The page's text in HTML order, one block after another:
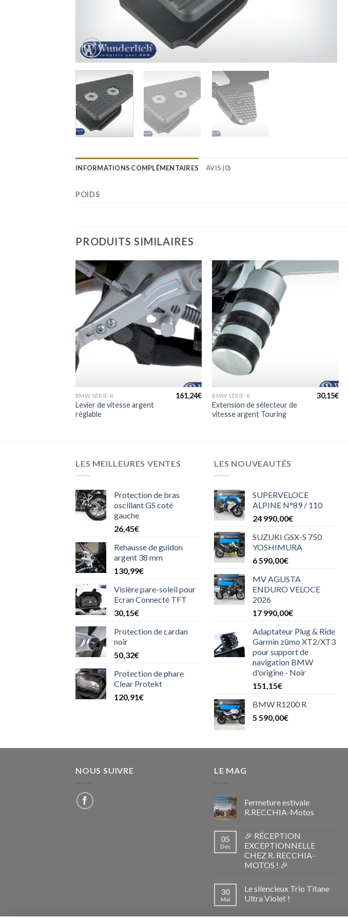
INFORMATIONS COMPLÉMENTAIRES AVIS (0)
POIDS
PRODUITS SIMILAIRES
BMW SÉRIE-R
Levier de vitesse argent
réglable
161,24€ BMW SÉRIE-R
Extension de sélecteur de
vitesse argent Touring
30,15€
LES MEILLEURES VENTES
Protection de bras
oscillant GS coté
gauche
26,45€
Rehausse de guidon
argent 38 mm
130,99€
Visière pare-soleil pour
Ecran Connecté TFT
30,15€
Protection de cardan
noir
50,32€
Protection de phare
Clear Protekt
120,91€
LES NOUVEAUTÉS
SUPERVELOCE
ALPINE N°89 / 110
24 990,00€
SUZUKI GSX-S 750
YOSHIMURA
6 590,00€
MV AGUSTA
ENDURO VELOCE
2026
17 990,00€
Adaptateur Plug & Ride
Garmin zūmo XT2/XT3
pour support de
navigation BMW
d'origine - Noir
151,15€
BMW R1200 R
5 590,00€
NOUS SUIVRE LE MAG
Fermeture estivale
R.RECCHIA-Motos
05
Déc
🎉 RÉCEPTION
EXCEPTIONNELLE
CHEZ R. RECCHIA-
MOTOS ! 🎉
30
Mai
Le silencieux Trio Titane
Ultra Violet !